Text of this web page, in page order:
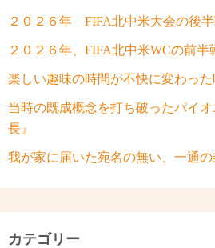
２０２６年 FIFA北中米大会の後
２０２６年、FIFA北中米WCの前半
楽しい趣味の時間が不快に変わった
当時の既成概念を打ち破ったパイ
長』
我が家に届いた宛名の無い、一通
カテゴリー